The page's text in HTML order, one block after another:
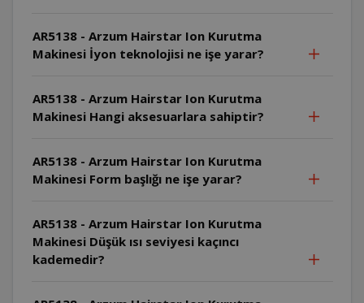
AR5138 - Arzum Hairstar Ion Kurutma
Makinesi İyon teknolojisi ne işe yarar?
AR5138 - Arzum Hairstar Ion Kurutma
Makinesi Hangi aksesuarlara sahiptir?
AR5138 - Arzum Hairstar Ion Kurutma
Makinesi Form başlığı ne işe yarar?
AR5138 - Arzum Hairstar Ion Kurutma
Makinesi Düşük ısı seviyesi kaçıncı
kademedir?